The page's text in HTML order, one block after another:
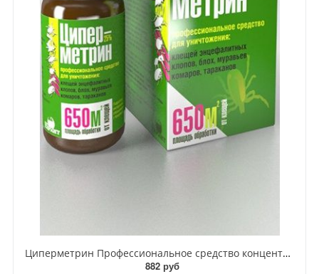
Циперметрин Профессиональное средство концентрат эмульсии 25% для уничтожения тараканов, мух,комаров, блох, клопов, муравьев, ос 50 мл
882 руб